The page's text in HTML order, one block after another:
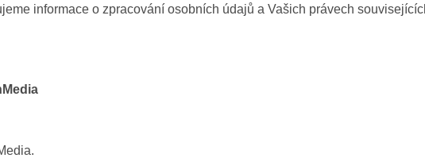
informace o zpracování osobních údajů a Vašich právech